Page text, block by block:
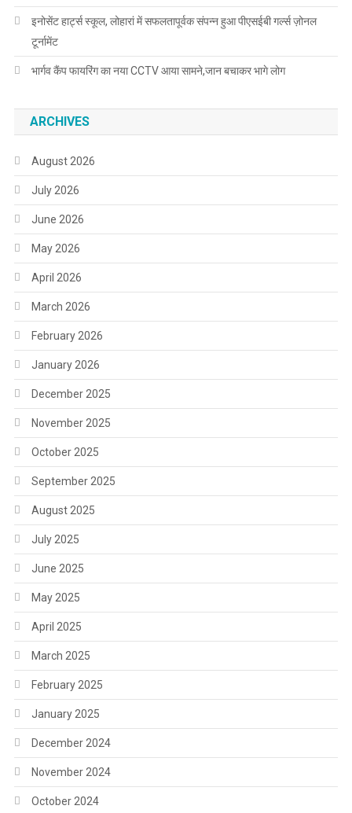
इनोसेंट हार्ट्स स्कूल, लोहारां में सफलतापूर्वक संपन्न हुआ पीएसईबी गर्ल्स ज़ोनल
टूर्नामेंट
भार्गव कैंप फायरिंग का नया CCTV आया सामने,जान बचाकर भागे लोग
ARCHIVES
August 2026
July 2026
June 2026
May 2026
April 2026
March 2026
February 2026
January 2026
December 2025
November 2025
October 2025
September 2025
August 2025
July 2025
June 2025
May 2025
April 2025
March 2025
February 2025
January 2025
December 2024
November 2024
October 2024